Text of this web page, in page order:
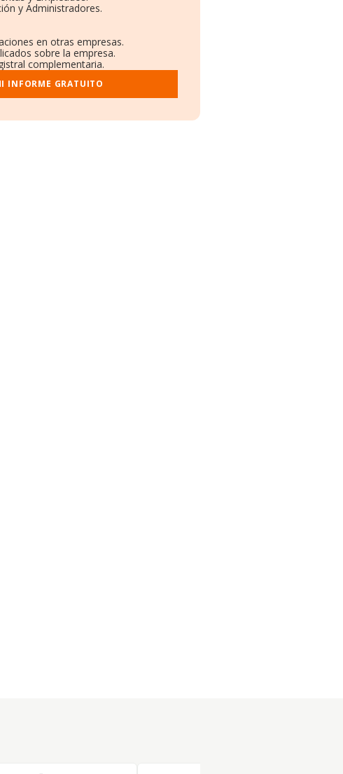
y Administradores.
en otras empresas.
sobre la empresa.
complementaria.
INFORME GRATUITO